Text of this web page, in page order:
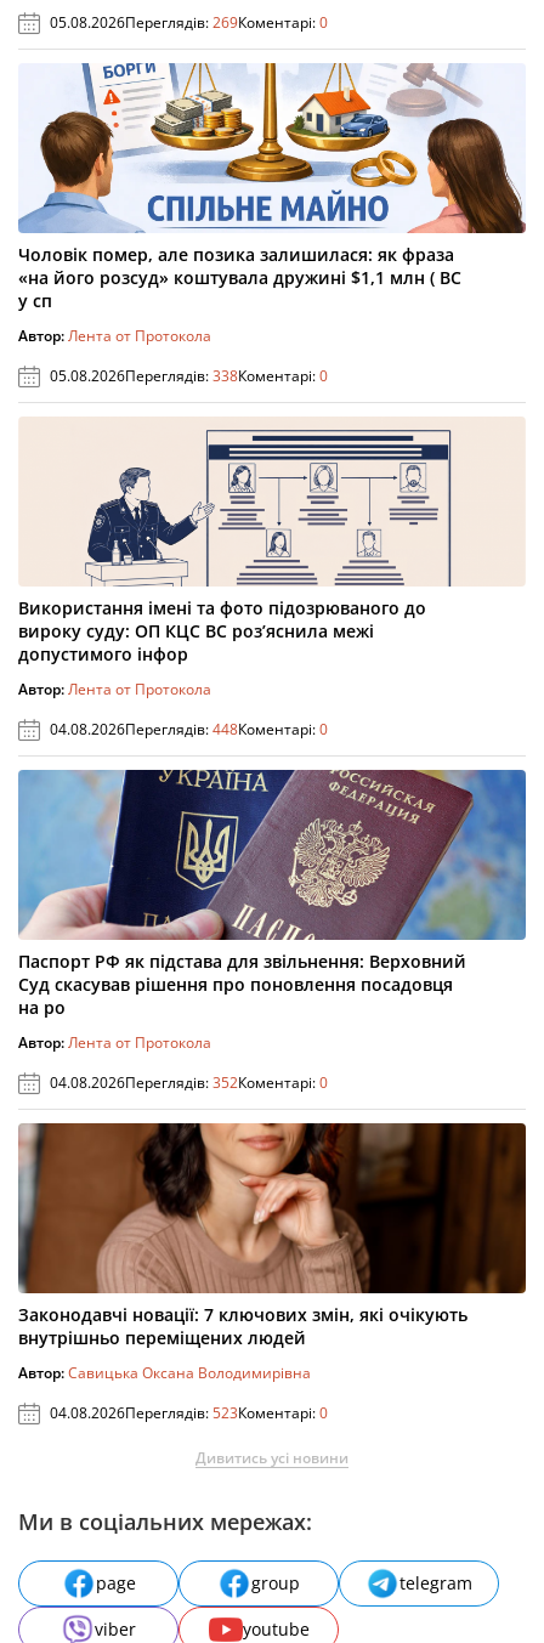
05.08.2026Переглядів:269Коментарі:0
Чоловік помер, але позика залишилася: як фраза
«на його розсуд» коштувала дружині $1,1 млн ( ВС
у сп
Автор:Лента от Протокола
05.08.2026Переглядів:338Коментарі:0
Використання імені та фото підозрюваного до
вироку суду: ОП КЦС ВС роз’яснила межі
допустимого інфор
Автор:Лента от Протокола
04.08.2026Переглядів:448Коментарі:0
Паспорт РФ як підстава для звільнення: Верховний
Суд скасував рішення про поновлення посадовця
на ро
Автор:Лента от Протокола
04.08.2026Переглядів:352Коментарі:0
Законодавчі новації: 7 ключових змін, які очікують
внутрішньо переміщених людей
Автор:Савицька Оксана Володимирівна
04.08.2026Переглядів:523Коментарі:0
Дивитись усі новини
Ми в соціальних мережах:
page group
telegram
viber
youtube